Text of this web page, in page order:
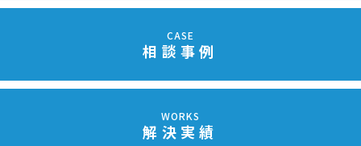
CASE
相談事例
WORKS
解決実績